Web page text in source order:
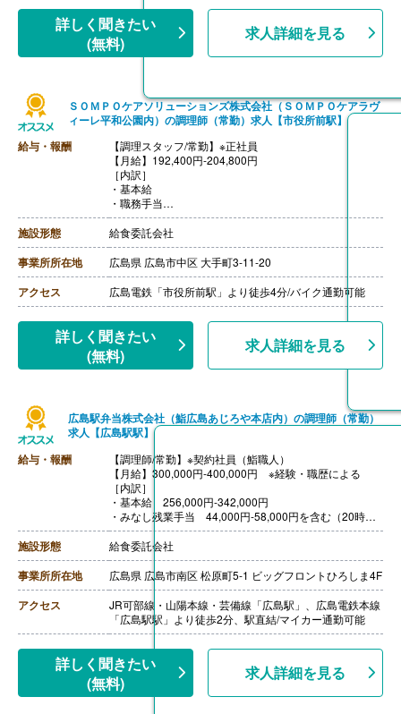
【通勤手当】あり（上限なし）※片道2km以上
【昇給】あり（年1回）
詳しく聞きたい
(無料)
求人詳細を見る
ＳＯＭＰＯケアソリューションズ株式会社（ＳＯＭＰＯケアラヴ
ィーレ平和公園内）の調理師（常勤）求人【市役所前駅】
給与・報酬
【調理スタッフ/常勤】※正社員
【月給】192,400円-204,800円
［内訳］
・基本給
・職務手当
・働きがい向上手当 4,000円
［その他手当］
・時間外手当（超過1分から支給）
・精皆勤手当 6,000円（規定あり）
【賞与】年2回（計2.08ヶ月分）※前年度実績
【通勤手当】あり（上限50,000円/月）
【昇給】あり
【退職金】あり※勤続3年以上
【調理主任/常勤】※正社員
【月給】204,800円-
［内訳］
・基本給
［その他手当］
・時間外手当（超過1分から支給）
【賞与】年2回（計2.08ヶ月分）※前年度実績
【通勤手当】あり（上限50,000円/月）
【昇給】あり
【退職金】あり※勤続3年以上
施設形態 給食委託会社
事業所所在地 広島県 広島市中区 大手町3-11-20
アクセス 広島電鉄「市役所前駅」より徒歩4分/バイク通勤可能
詳しく聞きたい
(無料)
求人詳細を見る
広島駅弁当株式会社（鮨広島あじろや本店内）の調理師（常勤）
求人【広島駅駅】
給与・報酬
【調理師/常勤】※契約社員（鮨職人）
【月給】300,000円-400,000円 ※経験・職歴による
［内訳］
・基本給 256,000円-342,000円
・みなし残業手当 44,000円-58,000円を含む（20時間
相当）
※固定残業時間を超える時間外労働、休日労働および深
夜労働に対して割増賃金を追加で支払う
【賞与】2ヶ月
【通勤手当】あり（上限15,000円）※ガソリン代支給あ
り
【昇給】年1回
【退職金】なし
施設形態 給食委託会社
事業所所在地 広島県 広島市南区 松原町5-1 ビッグフロントひろしま4F
アクセス
JR可部線・山陽本線・芸備線「広島駅」、広島電鉄本線
「広島駅駅」より徒歩2分、駅直結/マイカー通勤可能
詳しく聞きたい
(無料)
求人詳細を見る